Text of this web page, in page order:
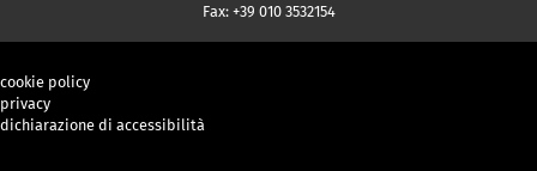
Fax: +39 010 3532154
cookie policy
privacy
dichiarazione di accessibilità